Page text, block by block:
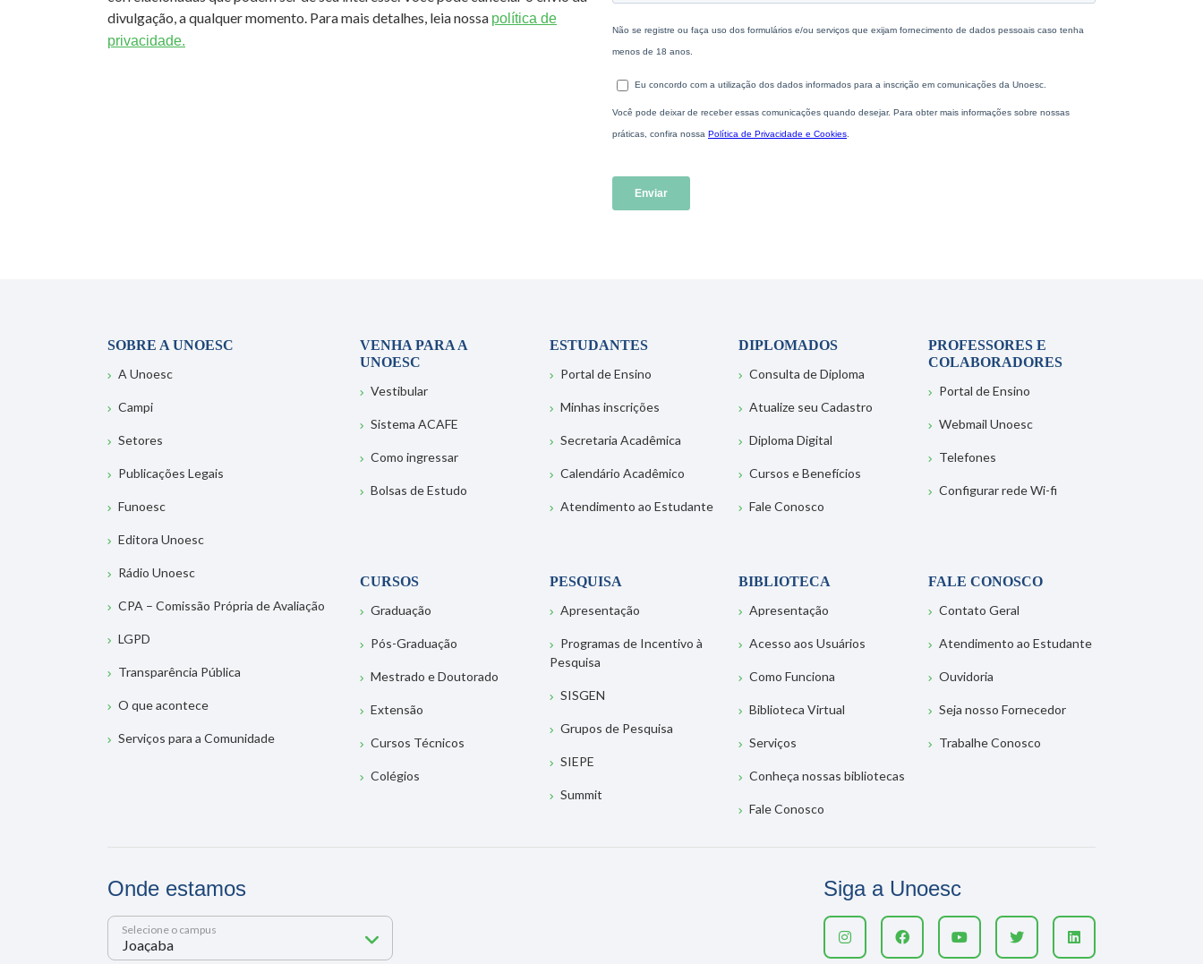
divulgação, a qualquer momento. Para mais detalhes, leia nossa política de
privacidade.
SOBRE A UNOESC
A Unoesc
Campi
Setores
Publicações Legais
Funoesc
Editora Unoesc
Rádio Unoesc
CPA – Comissão Própria de Avaliação
LGPD
Transparência Pública
O que acontece
Serviços para a Comunidade
VENHA PARA A
UNOESC
Vestibular
Sistema ACAFE
Como ingressar
Bolsas de Estudo
ESTUDANTES
Portal de Ensino
Minhas inscrições
Secretaria Acadêmica
Calendário Acadêmico
Atendimento ao Estudante
DIPLOMADOS
Consulta de Diploma
Atualize seu Cadastro
Diploma Digital
Cursos e Benefícios
Fale Conosco
PROFESSORES E
COLABORADORES
Portal de Ensino
Webmail Unoesc
Telefones
Configurar rede Wi-fi
CURSOS
Graduação
Pós-Graduação
Mestrado e Doutorado
Extensão
Cursos Técnicos
Colégios
PESQUISA
Apresentação
Programas de Incentivo à
Pesquisa
SISGEN
Grupos de Pesquisa
SIEPE
Summit
BIBLIOTECA
Apresentação
Acesso aos Usuários
Como Funciona
Biblioteca Virtual
Serviços
Conheça nossas bibliotecas
Fale Conosco
FALE CONOSCO
Contato Geral
Atendimento ao Estudante
Ouvidoria
Seja nosso Fornecedor
Trabalhe Conosco
Onde estamos
Selecione o campus
Siga a Unoesc